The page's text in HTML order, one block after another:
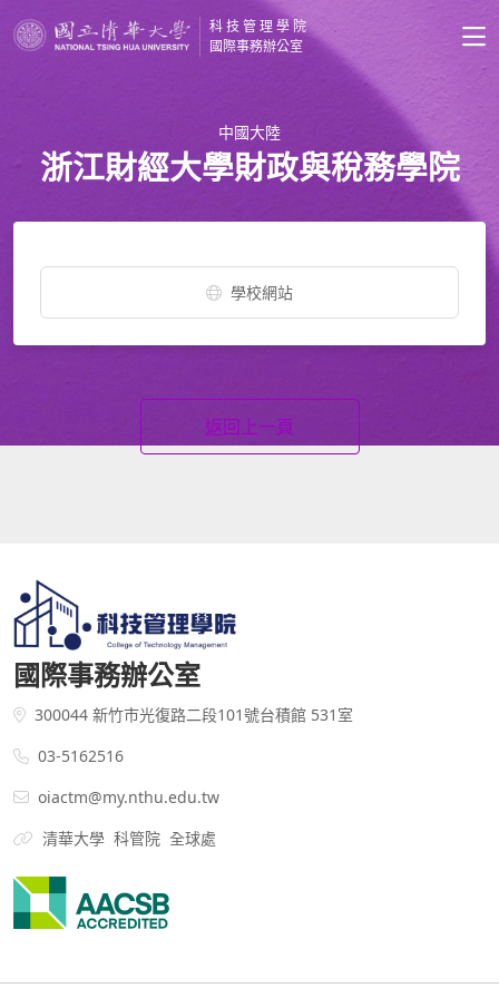
科技管理學院
國際事務辦公室
中國大陸
浙江財經大學財政與稅務學院
學校網站
返回上一頁
國際事務辦公室
300044 新竹市光復路二段101號台積館 531室
03-5162516
oiactm@my.nthu.edu.tw
清華大學 科管院 全球處